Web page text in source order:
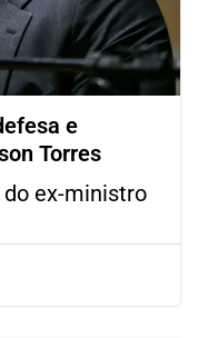
e
Torres
ex-ministro